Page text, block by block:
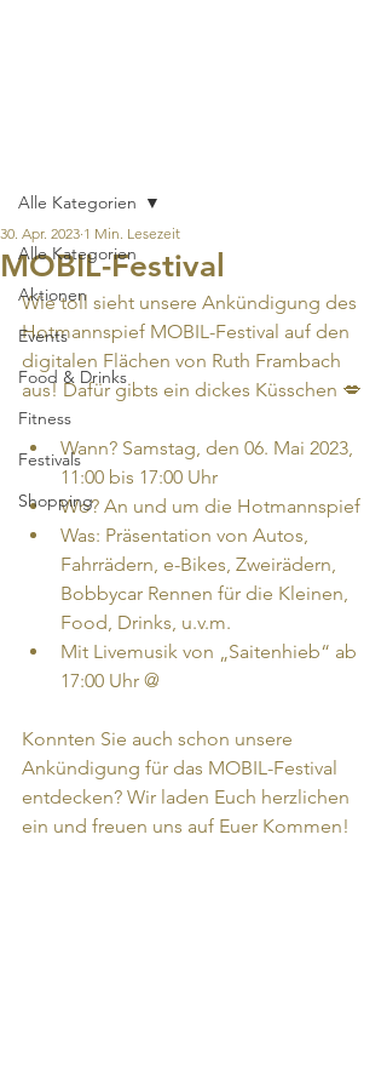
Alle Kategorien
Aktionen
Events
Food & Drinks
Fitness
Festivals
Shopping
Alle Kategorien
MOBIL-Festival
30. Apr. 2023 1 Min. Lesezeit
Wie toll sieht unsere Ankündigung des
Hotmannspief MOBIL-Festival auf den
digitalen Flächen von Ruth Frambach
aus! Dafür gibts ein dickes Küsschen 💋
Wann? Samstag, den 06. Mai 2023,
11:00 bis 17:00 Uhr
Wo? An und um die Hotmannspief
Was: Präsentation von Autos,
Fahrrädern, e-Bikes, Zweirädern,
Bobbycar Rennen für die Kleinen,
Food, Drinks, u.v.m.
Mit Livemusik von „Saitenhieb“ ab
17:00 Uhr @
Konnten Sie auch schon unsere
Ankündigung für das MOBIL-Festival
entdecken? Wir laden Euch herzlichen
ein und freuen uns auf Euer Kommen!